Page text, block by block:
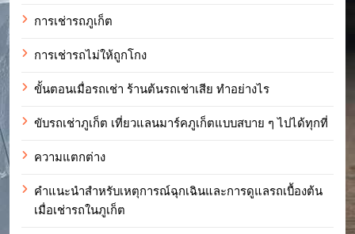
การเช่ารถภูเก็ต
การเช่ารถไม่ให้ถูกโกง
ขั้นตอนเมื่อรถเช่า ร้านต้นรถเช่าเสีย ทำอย่างไร
ขับรถเช่าภูเก็ต เที่ยวแลนมาร์คภูเก็ตแบบสบาย ๆ ไปได้ทุกที่
ความแตกต่าง
คำแนะนำสำหรับเหตุการณ์ฉุกเฉินและการดูแลรถเบื้องต้น
เมื่อเช่ารถในภูเก็ต